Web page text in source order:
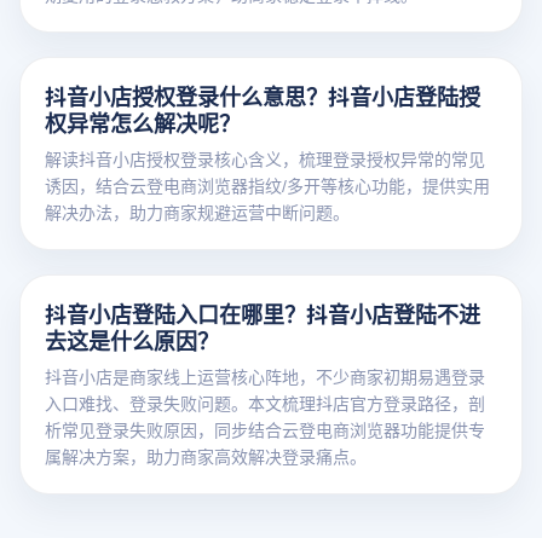
抖音小店授权登录什么意思？抖音小店登陆授
权异常怎么解决呢？
解读抖音小店授权登录核心含义，梳理登录授权异常的常见
诱因，结合云登电商浏览器指纹/多开等核心功能，提供实用
解决办法，助力商家规避运营中断问题。
抖音小店登陆入口在哪里？抖音小店登陆不进
去这是什么原因？
抖音小店是商家线上运营核心阵地，不少商家初期易遇登录
入口难找、登录失败问题。本文梳理抖店官方登录路径，剖
析常见登录失败原因，同步结合云登电商浏览器功能提供专
属解决方案，助力商家高效解决登录痛点。